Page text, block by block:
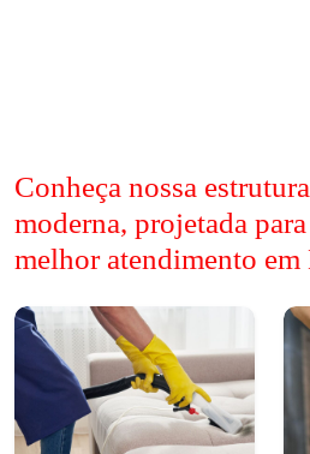
Conheça nossa
moderna, projetada
melhor atendimento em